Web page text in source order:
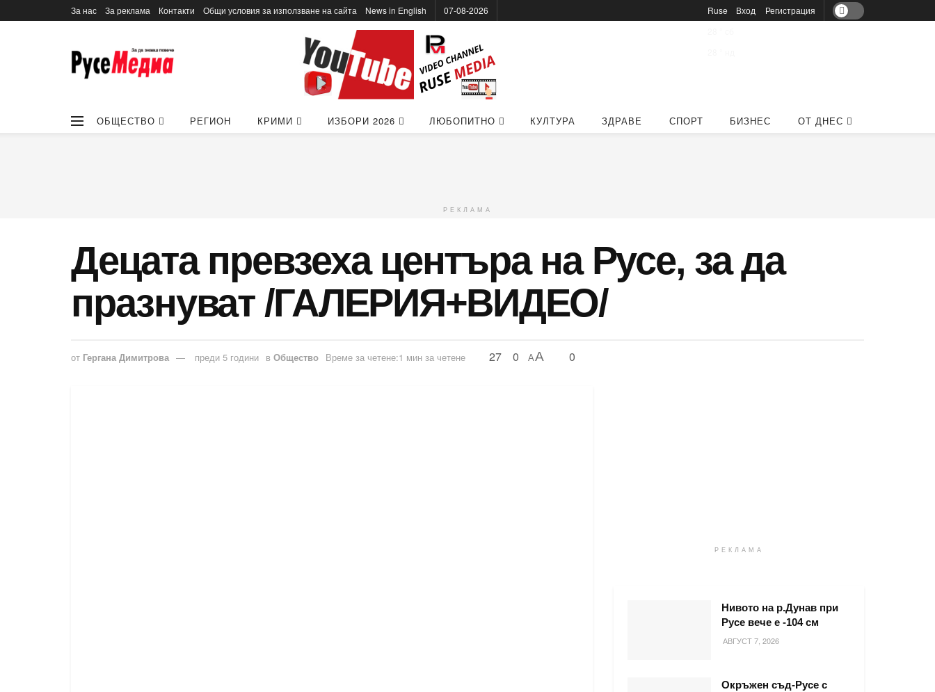
За нас За реклама Контакти Общи условия за използване на сайта News in Еnglish 07-08-2026
Ruse
Вход Регистрация
ОБЩЕСТВО РЕГИОН КРИМИ ИЗБОРИ 2026 ЛЮБОПИТНО КУЛТУРА ЗДРАВЕ СПОРТ БИЗНЕС ОТ ДНЕС
РЕКЛАМА
Децата превзеха центъра на Русе, за да
празнуват /ГАЛЕРИЯ+ВИДЕО/
от Гергана Димитрова преди 5 години в Общество Време за четене:1 мин за четене 27 0 AA 0
РЕКЛАМА
Нивото на р.Дунав при
Русе вече е -104 см
АВГУСТ 7, 2026
Окръжен съд-Русе с